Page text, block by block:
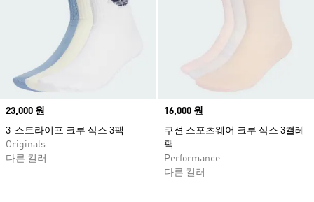
Price
23,000 원
3-스트라이프 크루 삭스 3팩
Originals
다른 컬러
Price
16,000 원
쿠션 스포츠웨어 크루 삭스 3켤레
팩
Performance
다른 컬러